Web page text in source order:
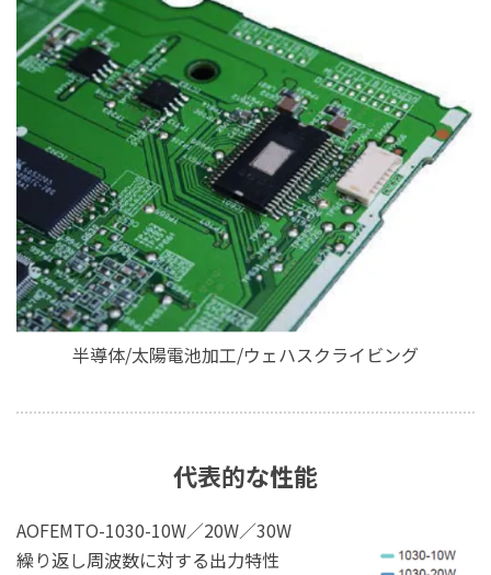
半導体/太陽電池加工/ウェハスクライビング
代表的な性能
AOFEMTO-1030-10W／20W／30W
繰り返し周波数に対する出力特性